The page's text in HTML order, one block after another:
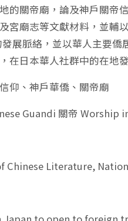
的關帝廟，論及神戶關帝
宮廟志等文獻材料，並輔
展脈絡，並以華人主要
在日本華人社群中的在地
仰、神戶華僑、關帝廟
Guandi 關帝 Worship
Literature,